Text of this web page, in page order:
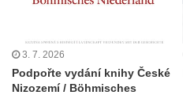
3. 7. 2026
Podpořte vydání knihy České
Nizozemí / Böhmisches